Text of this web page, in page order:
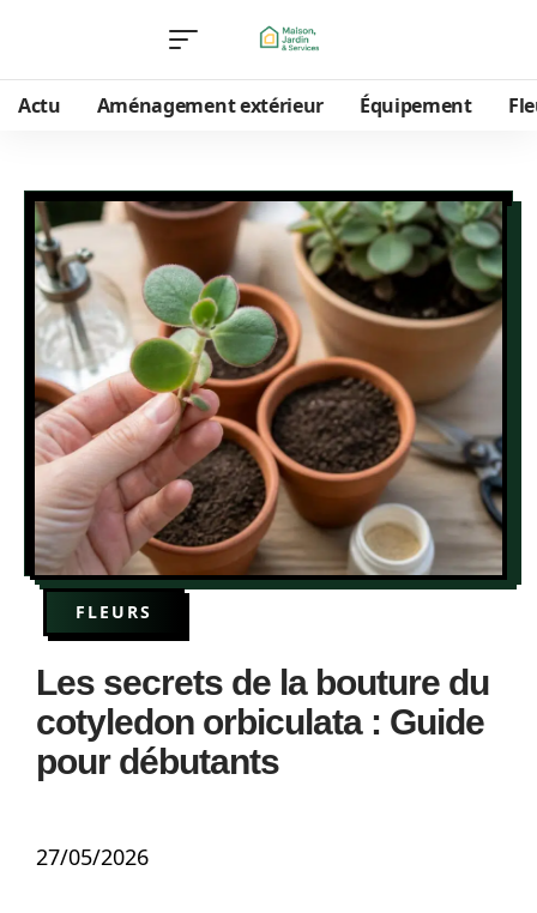
Actu Aménagement extérieur Équipement
FLEURS
Les secrets de la bouture du
cotyledon orbiculata : Guide
pour débutants
27/05/2026